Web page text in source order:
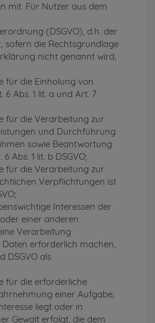
mit. Für Nutzer aus dem
(DSGVO), d.h. der
sofern die Rechtsgrundlage
nicht genannt wird,
für die Einholung von
6 Abs. 1 lit. a und Art. 7
für die Verarbeitung zur
und Durchführung
sowie Beantwortung
Abs. 1 lit. b DSGVO;
für die Verarbeitung zur
Verpflichtungen ist
Interessen der
einer anderen
Verarbeitung
erforderlich machen,
DSGVO als
für die erforderliche
einer Aufgabe,
liegt oder in
Gewalt erfolgt, die dem